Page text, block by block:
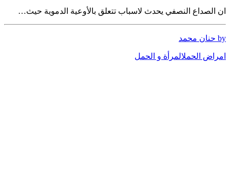
ان الصداع النصفي يحدث لاسباب تتعلق بالأوعية الدموية حيث…
by حنان محمد
امراض الحملالمرأة و الحمل